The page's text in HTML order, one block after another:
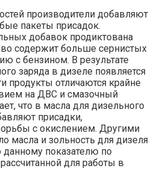
производители добавляют
пакеты присадок.
добавок продиктована
содержит больше сернистых
с бензином. В результате
заряда в дизеле появляется
продукты отличаются крайне
на ДВС и смазочный
что в масла для дизельного
присадки,
с окислением. Другими
масла и зольность для дизеля
показателю по
для работы в